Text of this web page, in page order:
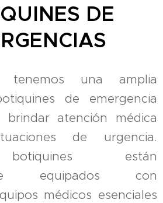
DE
tenemos una amplia
de emergencia
brindar atención médica
de urgencia.
están
equipados con
médicos esenciales